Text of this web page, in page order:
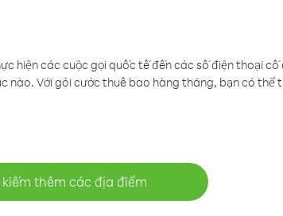
hiện các cuộc gọi quốc tế đến các số điện thoại cố
nào. Với gói cước thuê bao hàng tháng, bạn có thể
thêm các địa điểm